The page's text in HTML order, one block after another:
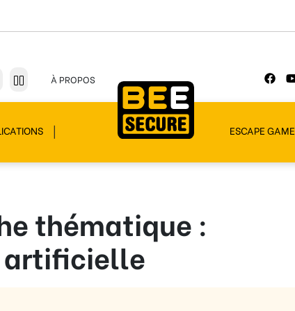
À PROPOS
ESCAPE GAME
thématique :